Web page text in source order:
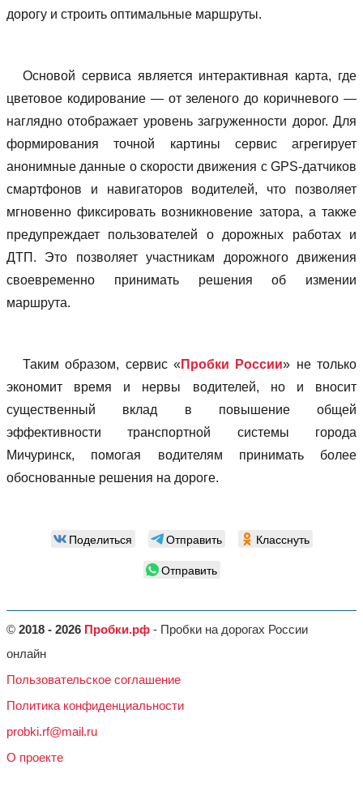
дорогу и строить оптимальные маршруты.
Основой сервиса является интерактивная карта, где
цветовое кодирование — от зеленого до коричневого —
наглядно отображает уровень загруженности дорог. Для
формирования точной картины сервис агрегирует
анонимные данные о скорости движения с GPS-датчиков
смартфонов и навигаторов водителей, что позволяет
мгновенно фиксировать возникновение затора, а также
предупреждает пользователей о дорожных работах и
ДТП. Это позволяет участникам дорожного движения
своевременно принимать решения об измении
маршрута.
Таким образом, сервис « Пробки России» не только
экономит время и нервы водителей, но и вносит
существенный вклад в повышение общей
эффективности транспортной системы города
Мичуринск, помогая водителям принимать более
обоснованные решения на дороге.
Поделиться Отправить
Класснуть
Отправить
© 2018 - 2026 Пробки.рф - Пробки на дорогах России
онлайн
Пользовательское соглашение
Политика конфиденциальности
probki.rf@mail.ru
О проекте